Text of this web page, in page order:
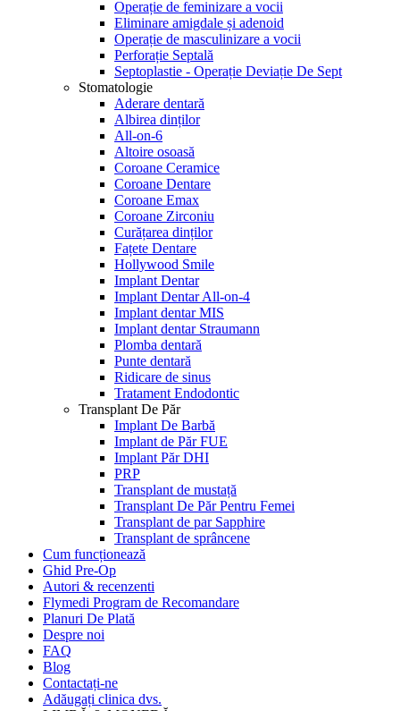
Operație de feminizare a vocii
Eliminare amigdale și adenoid
Operație de masculinizare a vocii
Perforație Septală
Septoplastie - Operație Deviație De Sept
Stomatologie
Aderare dentară
Albirea dinților
All-on-6
Altoire osoasă
Coroane Ceramice
Coroane Dentare
Coroane Emax
Coroane Zirconiu
Curățarea dinților
Fațete Dentare
Hollywood Smile
Implant Dentar
Implant Dentar All-on-4
Implant dentar MIS
Implant dentar Straumann
Plomba dentară
Punte dentară
Ridicare de sinus
Tratament Endodontic
Transplant De Păr
Implant De Barbă
Implant de Păr FUE
Implant Păr DHI
PRP
Transplant de mustață
Transplant De Păr Pentru Femei
Transplant de par Sapphire
Transplant de sprâncene
Cum funcționează
Ghid Pre-Op
Autori & recenzenti
Flymedi Program de Recomandare
Planuri De Plată
Despre noi
FAQ
Blog
Contactați-ne
Adăugați clinica dvs.